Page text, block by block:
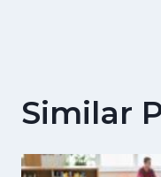
Similar